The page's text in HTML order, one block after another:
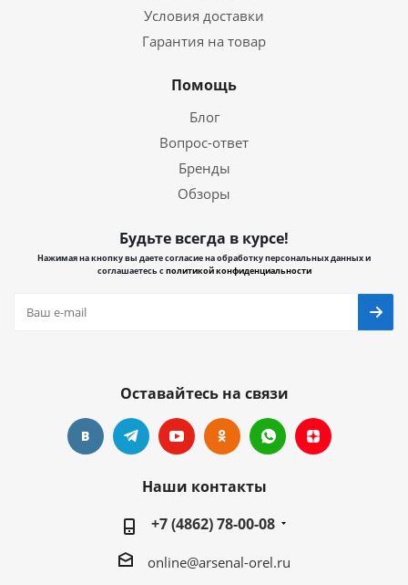
Условия доставки
Гарантия на товар
Помощь
Блог
Вопрос-ответ
Бренды
Обзоры
Будьте всегда в курсе!
Нажимая на кнопку вы даете согласие на обработку персональных данных и
соглашаетесь сполитикой конфиденциальности
Оставайтесь на связи
Наши контакты
+7 (4862) 78-00-08
online@arsenal-orel.ru